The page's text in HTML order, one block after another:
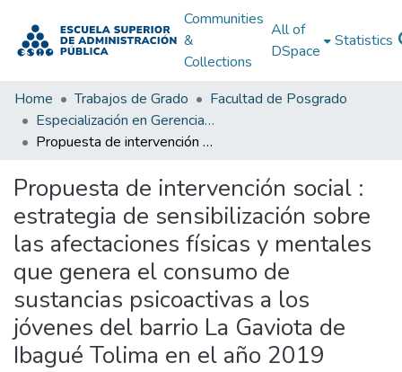
Communities
&
Collections
All of
DSpace
Statistics
Home Trabajos de Grado
Facultad de Posgrado
Especialización en Gerencia Social
Propuesta de intervención social : estrategia de sensibilización sobre las afectaciones físicas y mentales que genera el consumo de sustancias psicoactivas a los jóvenes del barrio La Gaviota de Ibagué Tolima en el año 2019
Propuesta de intervención social :
estrategia de sensibilización sobre
las afectaciones físicas y mentales
que genera el consumo de
sustancias psicoactivas a los
jóvenes del barrio La Gaviota de
Ibagué Tolima en el año 2019